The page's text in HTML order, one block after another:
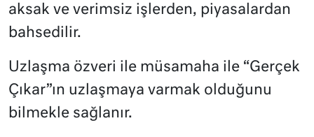
aksak ve verimsiz işlerden, piyasalardan
bahsedilir.
Uzlaşma özveri ile müsamaha ile “Gerçek
Çıkar”ın uzlaşmaya varmak olduğunu
bilmekle sağlanır.